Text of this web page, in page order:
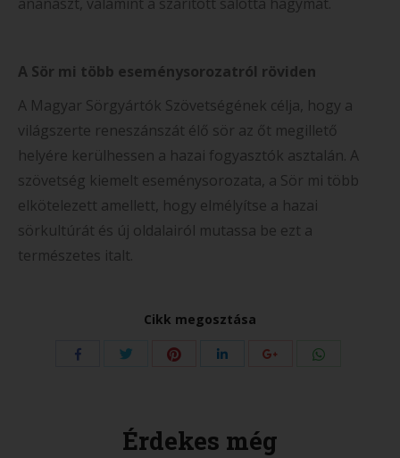
A Sör mi több eseménysorozatról röviden
A Magyar Sörgyártók Szövetségének célja, hogy a
világszerte reneszánszát élő sör az őt megillető
helyére kerülhessen a hazai fogyasztók asztalán. A
szövetség kiemelt eseménysorozata, a Sör mi több
elkötelezett amellett, hogy elmélyítse a hazai
sörkultúrát és új oldalairól mutassa be ezt a
természetes italt.
Cikk megosztása
Share
Érdekes még